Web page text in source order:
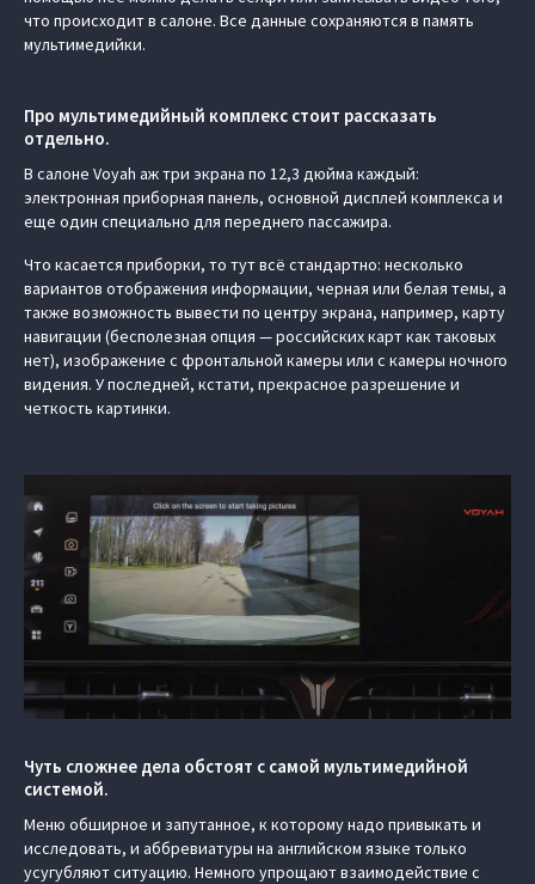
что происходит в салоне. Все данные сохраняются в память
мультимедийки.
Про мультимедийный комплекс стоит рассказать
отдельно.
В салоне Voyah аж три экрана по 12,3 дюйма каждый:
электронная приборная панель, основной дисплей комплекса и
еще один специально для переднего пассажира.
Что касается приборки, то тут всё стандартно: несколько
вариантов отображения информации, черная или белая темы, а
также возможность вывести по центру экрана, например, карту
навигации (бесполезная опция — российских карт как таковых
нет), изображение с фронтальной камеры или с камеры ночного
видения. У последней, кстати, прекрасное разрешение и
четкость картинки.
Чуть сложнее дела обстоят с самой мультимедийной
системой.
Меню обширное и запутанное, к которому надо привыкать и
исследовать, и аббревиатуры на английском языке только
усугубляют ситуацию. Немного упрощают взаимодействие с